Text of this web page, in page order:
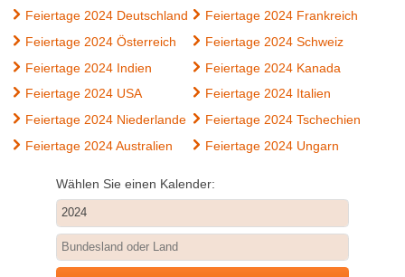
Feiertage 2024 Deutschland
Feiertage 2024 Frankreich
Feiertage 2024 Österreich
Feiertage 2024 Schweiz
Feiertage 2024 Indien
Feiertage 2024 Kanada
Feiertage 2024 USA
Feiertage 2024 Italien
Feiertage 2024 Niederlande
Feiertage 2024 Tschechien
Feiertage 2024 Australien
Feiertage 2024 Ungarn
Wählen Sie einen Kalender: